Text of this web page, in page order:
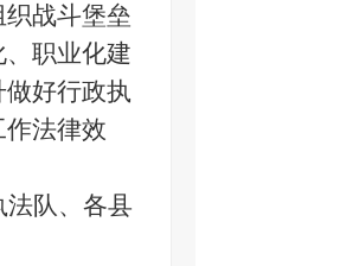
战斗堡垒
职业化建
好行政执
法律效
法队、各县